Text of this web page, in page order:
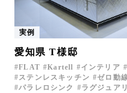
カタログを見る
よくあるご質問
お問い合わせ
サポート
LANGUAGE : JP
EN
CN
実例
愛知県 T様邸
FLAT Kartell インテリア
ステンレスキッチン
ゼロ動
パラレロシンク
ラグジュア